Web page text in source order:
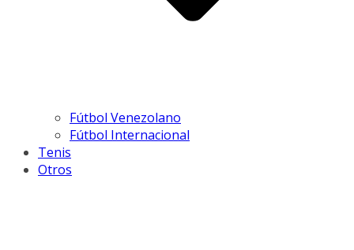
Fútbol Venezolano
Fútbol Internacional
Tenis
Otros